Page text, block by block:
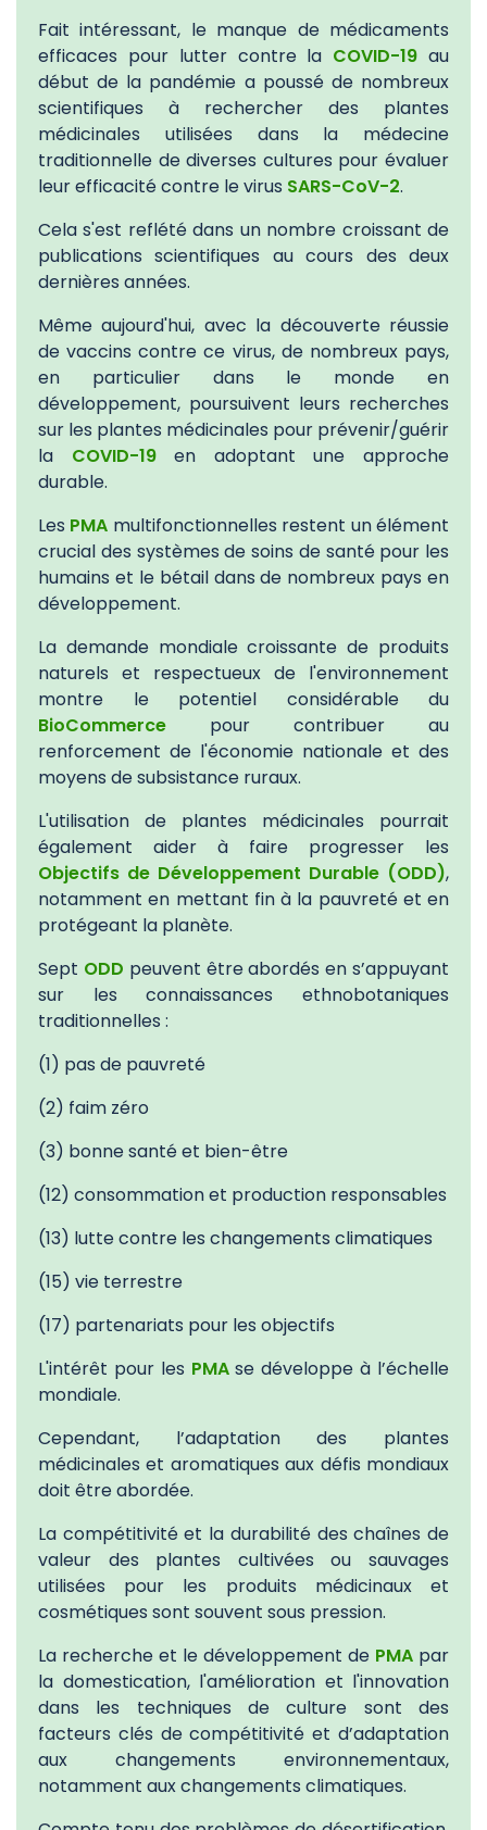
Fait intéressant, le manque de médicaments
efficaces pour lutter contre la COVID-19 au
début de la pandémie a poussé de nombreux
scientifiques à rechercher des plantes
médicinales utilisées dans la médecine
traditionnelle de diverses cultures pour évaluer
leur efficacité contre le virus SARS-CoV-2.
Cela s'est reflété dans un nombre croissant de
publications scientifiques au cours des deux
dernières années.
Même aujourd'hui, avec la découverte réussie
de vaccins contre ce virus, de nombreux pays,
en particulier dans le monde en
développement, poursuivent leurs recherches
sur les plantes médicinales pour prévenir/guérir
la COVID-19en adoptant une approche
durable.
Les PMA multifonctionnelles restent un élément
crucial des systèmes de soins de santé pour les
humains et le bétail dans de nombreux pays en
développement.
La demande mondiale croissante de produits
naturels et respectueux de l'environnement
montre le potentiel considérable du
BioCommerce pour contribuer au
renforcement de l'économie nationale et des
moyens de subsistance ruraux.
L'utilisation de plantes médicinales pourrait
également aider à faire progresser les
Objectifs de Développement Durable (ODD),
notamment en mettant fin à la pauvreté et en
protégeant la planète.
Sept ODD peuvent être abordés en s’appuyant
sur les connaissances ethnobotaniques
traditionnelles :
(1) pas de pauvreté
(2) faim zéro
(3) bonne santé et bien-être
(12) consommation et production responsables
(13) lutte contre les changements climatiques
(15) vie terrestre
(17) partenariats pour les objectifs
L'intérêt pour les PMA se développe à l’échelle
mondiale.
Cependant, l’adaptation des plantes
médicinales et aromatiques aux défis mondiaux
doit être abordée.
La compétitivité et la durabilité des chaînes de
valeur des plantes cultivées ou sauvages
utilisées pour les produits médicinaux et
cosmétiques sont souvent sous pression.
La recherche et le développement de PMA par
la domestication, l'amélioration et l'innovation
dans les techniques de culture sont des
facteurs clés de compétitivité et d’adaptation
aux changements environnementaux,
notamment aux changements climatiques.